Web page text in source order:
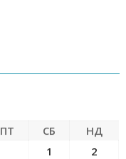
ПТ СБ
НД
1
2